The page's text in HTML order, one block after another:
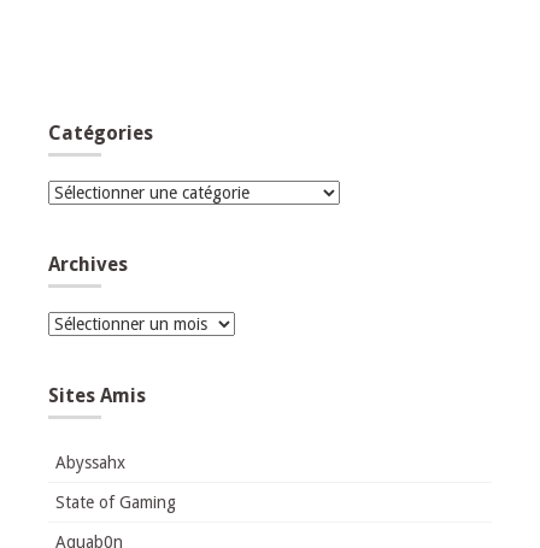
Catégories
Catégories
Archives
Archives
Sites Amis
Abyssahx
State of Gaming
Aquab0n